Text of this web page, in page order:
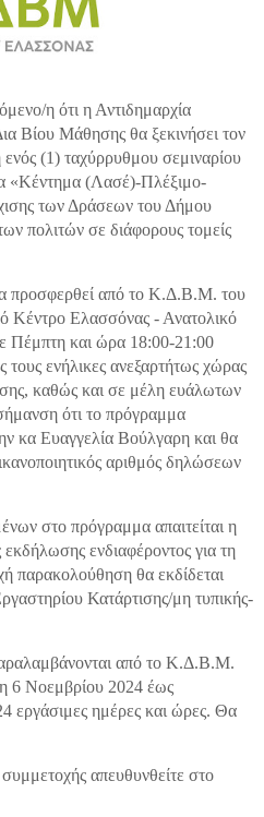
η ότι η Αντιδημαρχία
Βίου Μάθησης θα ξεκινήσει τον
(1) ταχύρρυθμου σεμιναρίου
«Κέντημα (Λασέ)-Πλέξιμο-
των Δράσεων του Δήμου
πολιτών σε διάφορους τομείς
προσφερθεί από το Κ.Δ.Β.Μ. του
Κέντρο Ελασσόνας - Ανατολικό
και ώρα 18:00-21:00
ενήλικες ανεξαρτήτως χώρας
καθώς και σε μέλη ευάλωτων
ότι το πρόγραμμα
κα Ευαγγελία Βούλγαρη και θα
αριθμός δηλώσεων
στο πρόγραμμα απαιτείται η
ενδιαφέροντος για τη
παρακολούθηση θα εκδίδεται
Κατάρτισης/μη τυπικής-
από το Κ.Δ.Β.Μ.
6 Νοεμβρίου 2024 έως
εργάσιμες ημέρες και ώρες. Θα
απευθυνθείτε στο